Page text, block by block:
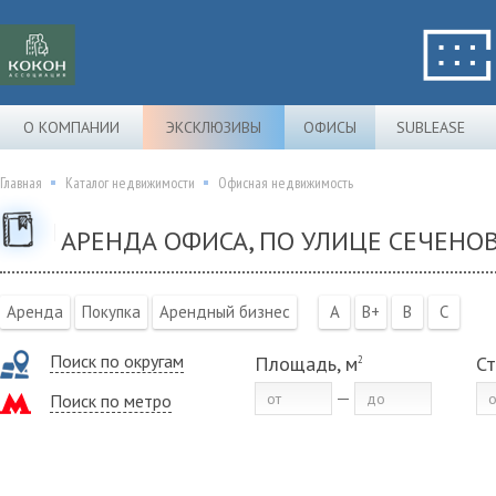
О КОМПАНИИ ЭКСКЛЮЗИВЫ ОФИСЫ SUBLEASE
Главная Каталог недвижимости Офисная недвижимость
АРЕНДА ОФИСА, ПО УЛИЦЕ
Аренда Покупка Арендный бизнес A B+ B C
Поиск по округам
Поиск по метро
Площадь, м2